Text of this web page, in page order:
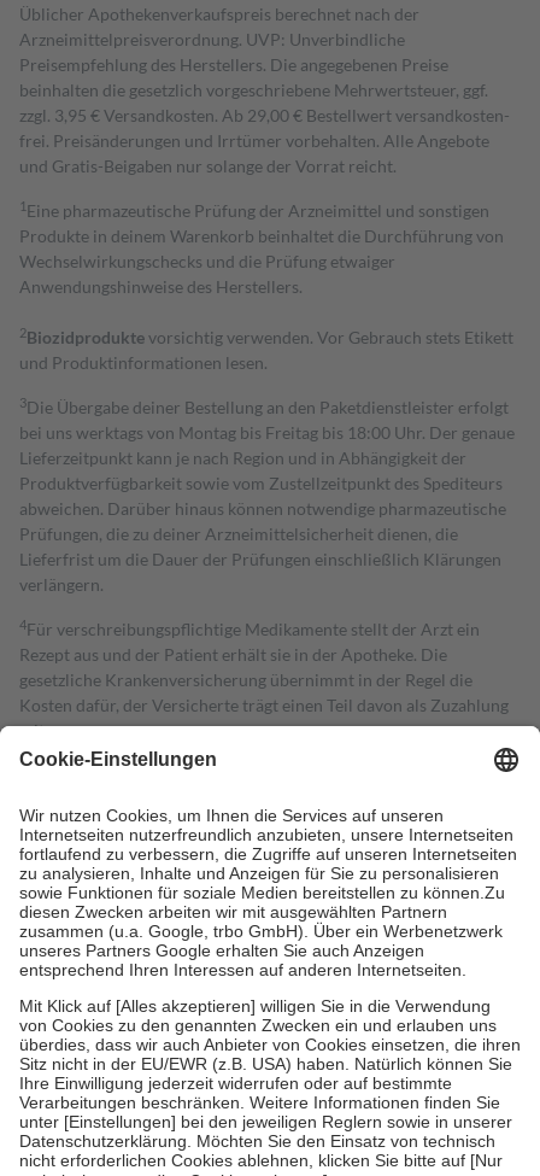
Üblicher Apothekenverkaufspreis berechnet nach der
Arzneimittelpreisverordnung. UVP: Unverbindliche
Preisempfehlung des Herstellers. Die angegebenen Preise
beinhalten die gesetzlich vorgeschriebene Mehrwertsteuer, ggf.
zzgl. 3,95 € Versandkosten. Ab 29,00 € Bestell­wert versand­kosten­
frei. Preisänderungen und Irrtümer vorbehalten. Alle Angebote
und Gratis-Beigaben nur solange der Vorrat reicht.
1 Eine pharmazeutische Prüfung der Arzneimittel und sonstigen
Produkte in deinem Warenkorb beinhaltet die Durchführung von
Wechselwirkungschecks und die Prüfung etwaiger
Anwendungshinweise des Herstellers.
2Biozidproduktevorsichtig verwenden. Vor Gebrauch stets Etikett
und Produktinformationen lesen.
3Die Übergabe deiner Bestellung an den Paketdienstleister erfolgt
bei uns werktags von Montag bis Freitag bis 18:00 Uhr. Der genaue
Lieferzeitpunkt kann je nach Region und in Abhängigkeit der
Produktverfügbarkeit sowie vom Zustellzeitpunkt des Spediteurs
abweichen. Darüber hinaus können notwendige pharmazeutische
Prüfungen, die zu deiner Arzneimittelsicherheit dienen, die
Lieferfrist um die Dauer der Prüfungen einschließlich Klärungen
verlängern.
4Für verschreibungspflichtige Medikamente stellt der Arzt ein
Rezept aus und der Patient erhält sie in der Apotheke. Die
gesetzliche Krankenversicherung übernimmt in der Regel die
Kosten dafür, der Versicherte trägt einen Teil davon als Zuzahlung
mit.
Grundsätzlich leisten Mitglieder Zuzahlungen in Höhe von zehn
höchstens zehn Euro.
Es sind jedoch nie mehr als die tatsächlichen
Kosten der Leistung zu entrichten.
Diese Regeln gelten grundsätzlich auch für Online-Apotheken.
Bei Heilmitteln und häuslicher Krankenpflege beträgt die
Zuzahlung zehn Prozent der Kosten sowie zehn Euro je
Verordnung.
Um das Engagement der Versicherten für ihre eigene Gesundheit zu
stärken und die besondere Stellung der Familie zu unterstützen,
fallenkeine Zuzahlungenan bei:
• Kindern und Jugendlichen bis zum vollendeten 18. Lebensjahr
mit Ausnahme der Fahrkosten
• Untersuchungen zur Vorsorge und Früherkennung, die von der
GKV getragen werden
• empfohlenen Schutzimpfungen
• Harn- und Blutteststreifen